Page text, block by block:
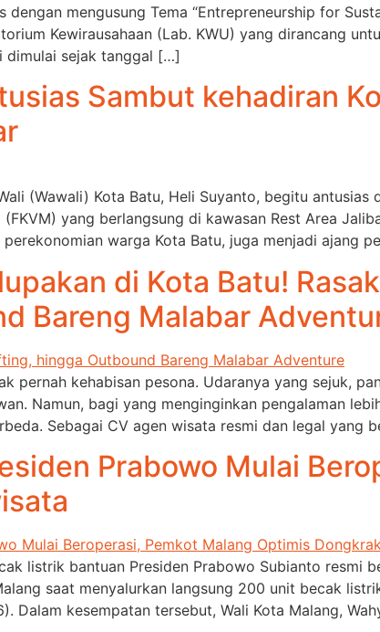
dengan mengusung Tema “Entrepreneurship for
Kewirausahaan (Lab. KWU) yang dirancang
dimulai sejak tanggal […]
Sambut kehadiran
(Wawali) Kota Batu, Heli Suyanto, begitu
(FKVM) yang berlangsung di kawasan Rest Area
warga Kota Batu, juga menjadi ajang
di Kota Batu!
Bareng Malabar
pernah kehabisan pesona. Udaranya yang sejuk,
Namun, bagi yang menginginkan pengalaman
Sebagai CV agen wisata resmi dan legal yang
Prabowo Mulai
listrik bantuan Presiden Prabowo Subianto
saat menyalurkan langsung 200 unit becak
Dalam kesempatan tersebut, Wali Kota Malang,